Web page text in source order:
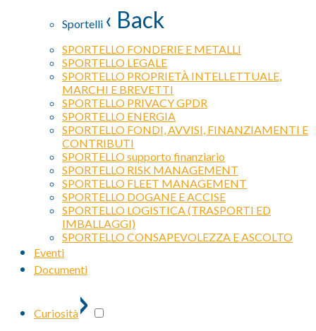
Sportelli ‹ Back
SPORTELLO FONDERIE E METALLI
SPORTELLO LEGALE
SPORTELLO PROPRIETÀ INTELLETTUALE,
MARCHI E BREVETTI
SPORTELLO PRIVACY GPDR
SPORTELLO ENERGIA
SPORTELLO FONDI, AVVISI, FINANZIAMENTI E
CONTRIBUTI
SPORTELLO supporto finanziario
SPORTELLO RISK MANAGEMENT
SPORTELLO FLEET MANAGEMENT
SPORTELLO DOGANE E ACCISE
SPORTELLO LOGISTICA (TRASPORTI ED
IMBALLAGGI)
SPORTELLO CONSAPEVOLEZZA E ASCOLTO
Eventi
Documenti
Curiosità›